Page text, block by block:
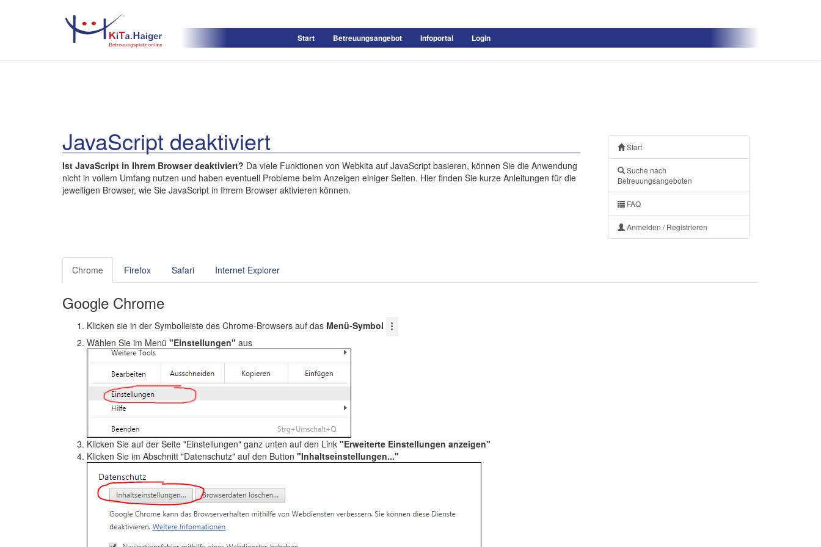
Start Betreuungsangebot Infoportal Login
JavaScript deaktiviert
Ist JavaScript in Ihrem Browser deaktiviert? Da viele Funktionen von Webkita auf JavaScript basieren, können Sie die Anwendung
nicht in vollem Umfang nutzen und haben eventuell Probleme beim Anzeigen einiger Seiten. Hier finden Sie kurze Anleitungen für die
jeweiligen Browser, wie Sie JavaScript in Ihrem Browser aktivieren können.
Start
Suche nach
Betreuungsangeboten
FAQ
Anmelden / Registrieren
Chrome Firefox Safari Internet Explorer
Google Chrome
Klicken sie in der Symbolleiste des Chrome-Browsers auf das Menü-Symbol
Wählen Sie im Menü "Einstellungen" aus
Klicken Sie auf der Seite "Einstellungen" ganz unten auf den Link "Erweiterte Einstellungen anzeigen"
Klicken Sie im Abschnitt "Datenschutz" auf den Button "Inhaltseinstellungen..."